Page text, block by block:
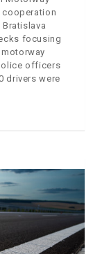
cooperation
focusing
officers
drivers were